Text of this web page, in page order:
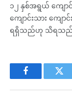
၁၂ နှစ်အရွယ် ကျော
ကျောင်းသား ကျော
ရရှိသည်ဟု သိရသည်
Facebook